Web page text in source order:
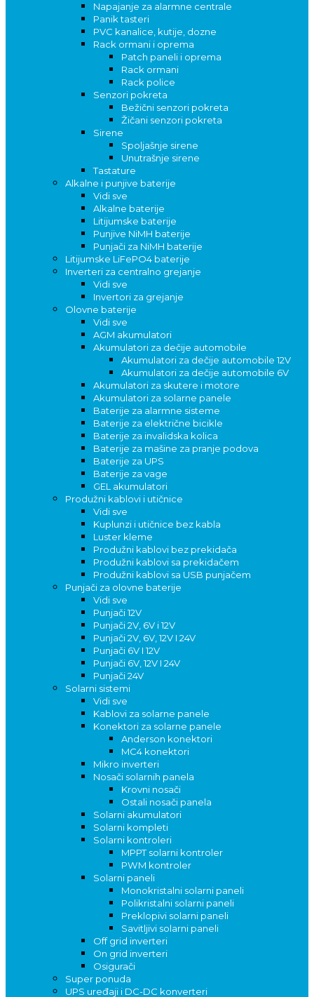
Napajanje za alarmne centrale
Panik tasteri
PVC kanalice, kutije, dozne
Rack ormani i oprema
Patch paneli i oprema
Rack ormani
Rack police
Senzori pokreta
Bežični senzori pokreta
Žičani senzori pokreta
Sirene
Spoljašnje sirene
Unutrašnje sirene
Tastature
Alkalne i punjive baterije
Vidi sve
Alkalne baterije
Litijumske baterije
Punjive NiMH baterije
Punjači za NiMH baterije
Litijumske LiFePO4 baterije
Inverteri za centralno grejanje
Vidi sve
Invertori za grejanje
Olovne baterije
Vidi sve
AGM akumulatori
Akumulatori za dečije automobile
Akumulatori za dečije automobile 12V
Akumulatori za dečije automobile 6V
Akumulatori za skutere i motore
Akumulatori za solarne panele
Baterije za alarmne sisteme
Baterije za električne bicikle
Baterije za invalidska kolica
Baterije za mašine za pranje podova
Baterije za UPS
Baterije za vage
GEL akumulatori
Produžni kablovi i utičnice
Vidi sve
Kuplunzi i utičnice bez kabla
Luster kleme
Produžni kablovi bez prekidača
Produžni kablovi sa prekidačem
Produžni kablovi sa USB punjačem
Punjači za olovne baterije
Vidi sve
Punjači 12V
Punjači 2V, 6V i 12V
Punjači 2V, 6V, 12V I 24V
Punjači 6V I 12V
Punjači 6V, 12V I 24V
Punjači 24V
Solarni sistemi
Vidi sve
Kablovi za solarne panele
Konektori za solarne panele
Anderson konektori
MC4 konektori
Mikro inverteri
Nosači solarnih panela
Krovni nosači
Ostali nosači panela
Solarni akumulatori
Solarni kompleti
Solarni kontroleri
MPPT solarni kontroler
PWM kontroler
Solarni paneli
Monokristalni solarni paneli
Polikristalni solarni paneli
Preklopivi solarni paneli
Savitljivi solarni paneli
Off grid inverteri
On grid inverteri
Osigurači
Super ponuda
UPS uređaji i DC-DC konverteri